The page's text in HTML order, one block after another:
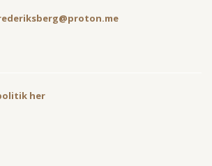
her